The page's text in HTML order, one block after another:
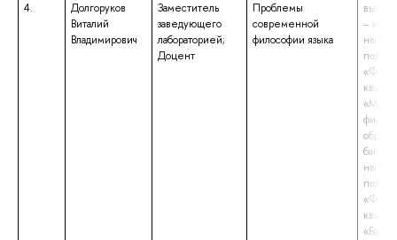
4.
Долгоруков
Виталий
Владимирович
Заместитель
заведующего
лабораторией;
Доцент
Проблемы
современной
философии языка
–